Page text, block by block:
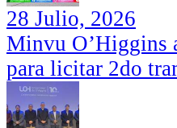
28 Julio, 2026
Minvu O’Higgins
para licitar 2do